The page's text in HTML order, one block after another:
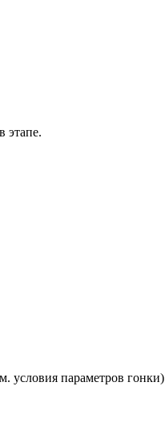
этапе.
условия параметров гонки)